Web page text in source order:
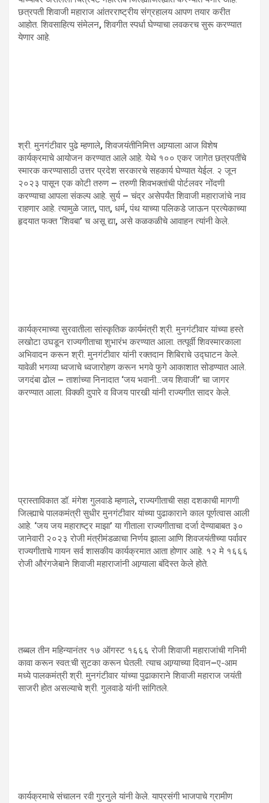
छत्रपती शिवाजी महाराज आंतरराष्ट्रीय संग्रहालय आपण तयार करीत
आहोत. शिवसाहित्य संमेलन,शिवगीत स्पर्धा घेण्याचा लवकरच सुरू करण्यात
येणार आहे.
श्री. मुनगंटीवार पुढे म्हणाले,शिवजयंतीनिमित्त आग्र्याला आज विशेष
कार्यक्रमाचे आयोजन करण्यात आले आहे. येथे १०० एकर जागेत छत्रपतींचे
स्मारक करण्यासाठी उत्तर प्रदेश सरकारचे सहकार्य घेण्यात येईल. २ जून
२०२३ पासून एक कोटी तरुण –तरुणी शिवभक्तांची पोर्टलवर नोंदणी
करण्याचा आपला संकल्प आहे. सुर्य –चंद्र असेपर्यंत शिवाजी महाराजांचे नाव
राहणार आहे. त्यामुळे जात,पात, धर्म,पंथ याच्या पलिकडे जाऊन प्रत्येकाच्या
हृदयात फक्त ‘शिवबा’च असू द्या, असे कळकळीचे आवाहन त्यांनी केले.
कार्यक्रमाच्या सुरवातीला सांस्कृतिक कार्यमंत्री श्री. मुनगंटीवार यांच्या हस्ते
लखोटा उघडून राज्यगीताचा शुभारंभ करण्यात आला. तत्पूर्वी शिवस्मारकाला
अभिवादन करून श्री. मुनगंटीवार यांनी रक्तदान शिबिराचे उद्घाटन केले.
यावेळी भगव्या ध्वजाचे ध्वजारोहण करून भगवे फुगे आकाशात सोडण्यात आले.
जगदंबा ढोल –ताशांच्या निनादात ‘जय भवानी…जय शिवाजी’चा जागर
करण्यात आला. विक्की दुपारे व विजय पारखी यांनी राज्यगीत सादर केले.
प्रास्ताविकात डॉ. मंगेश गुलवाडे म्हणाले,राज्यगीताची सहा दशकाची मागणी
जिल्ह्याचे पालकमंत्री सुधीर मुनगंटीवार यांच्या पुढाकाराने काल पूर्णत्वास आली
आहे. ‘जय जय महाराष्ट्र माझा’या गीताला राज्यगीताचा दर्जा देण्याबाबत ३०
जानेवारी २०२३ रोजी मंत्रीमंडळाचा निर्णय झाला आणि शिवजयंतीच्या पर्वावर
राज्यगीताचे गायन सर्व शासकीय कार्यक्रमात आता होणार आहे. १२ मे १६६६
रोजी औरंगजेबाने शिवाजी महाराजांनी आग्र्याला बंदिस्त केले होते.
तब्बल तीन महिन्यानंतर १७ ऑगस्ट १६६६ रोजी शिवाजी महाराजांची गनिमी
कावा करून स्वत:ची सुटका करून घेतली. त्याच आग्र्याच्या दिवान–ए-आम
मध्ये पालकमंत्री श्री. मुनगंटीवार यांच्या पुढाकाराने शिवाजी महाराज जयंती
साजरी होत असल्याचे श्री. गुलवाडे यांनी सांगितले.
कार्यक्रमाचे संचालन रवी गुरनुले यांनी केले. याप्रसंगी भाजपाचे ग्रामीण